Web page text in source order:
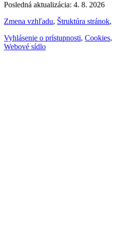
Posledná aktualizácia: 4. 8. 2026
Zmena vzhľadu, Štruktúra stránok,
Vyhlásenie o prístupnosti, Cookies,
Webové sídlo